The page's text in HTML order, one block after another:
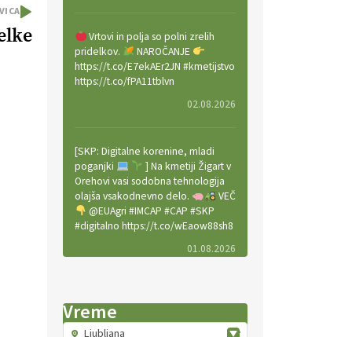
Vrtovi in polja so polni zrelih
pridelkov.
NAROČANJE
https://t.co/E7ekAEr2JN #kmetijstvo
https://t.co/fPA11tblvn
02.08.2026
[SKP: Digitalne korenine, mladi
poganjki
] Na kmetiji Žigart v
Orehovi vasi sodobna tehnologija
olajša vsakodnevno delo.
VEČ
@EUAgri #IMCAP #CAP #SKP
#digitalno https://t.co/wEaow88sh8
01.08.2026
ekološko vinsko posestvo Fedora
na Krasu.
VEČ
Vreme
Ljubljana